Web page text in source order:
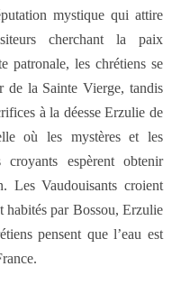
mystique qui attire
cherchant la paix
patronale, les chrétiens se
de la Sainte Vierge, tandis
à la déesse Erzulie de
où les mystères et les
espèrent obtenir
Les Vaudouisants croient
habités par Bossou, Erzulie
pensent que l’eau est